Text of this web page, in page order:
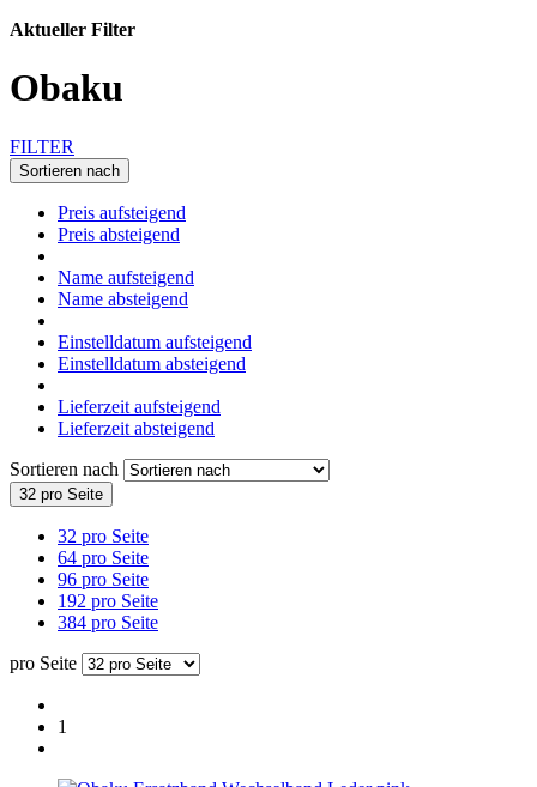
Aktueller Filter
Obaku
FILTER
Sortieren nach
Preis aufsteigend
Preis absteigend
Name aufsteigend
Name absteigend
Einstelldatum aufsteigend
Einstelldatum absteigend
Lieferzeit aufsteigend
Lieferzeit absteigend
Sortieren nach
32 pro Seite
32 pro Seite
64 pro Seite
96 pro Seite
192 pro Seite
384 pro Seite
pro Seite
1